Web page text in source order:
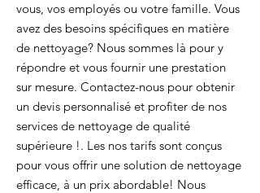
vous, vos employés ou votre famille. Vous
avez des besoins spécifiques en matière
de nettoyage? Nous sommes là pour y
répondre et vous fournir une prestation
sur mesure. Contactez-nous pour obtenir
un devis personnalisé et profiter de nos
services de nettoyage de qualité
supérieure !. Les nos tarifs sont conçus
pour vous offrir une solution de nettoyage
efficace, à un prix abordable! Nous